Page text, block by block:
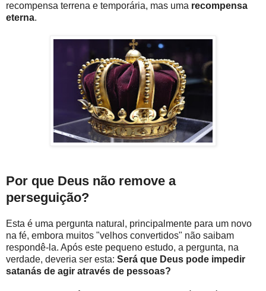
recompensa terrena e temporária, mas uma recompensa
eterna.
Por que Deus não remove a
perseguição?
Esta é uma pergunta natural, principalmente para um novo
na fé, embora muitos "velhos convertidos" não saibam
respondê-la. Após este pequeno estudo, a pergunta, na
verdade, deveria ser esta: Será que Deus pode impedir
satanás de agir através de pessoas?